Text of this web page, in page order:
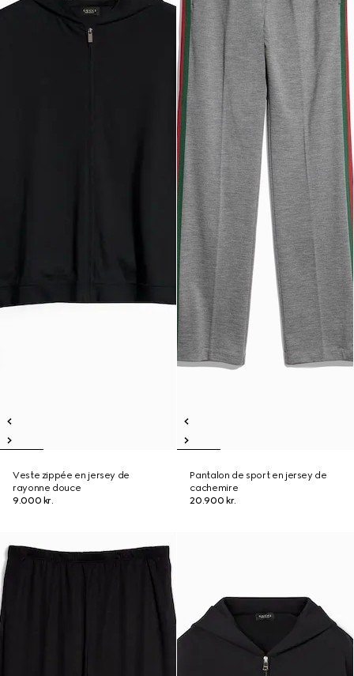
Veste zippée en jersey de
rayonne douce
9.000 kr.
Pantalon de sport en jersey de
cachemire
20.900 kr.